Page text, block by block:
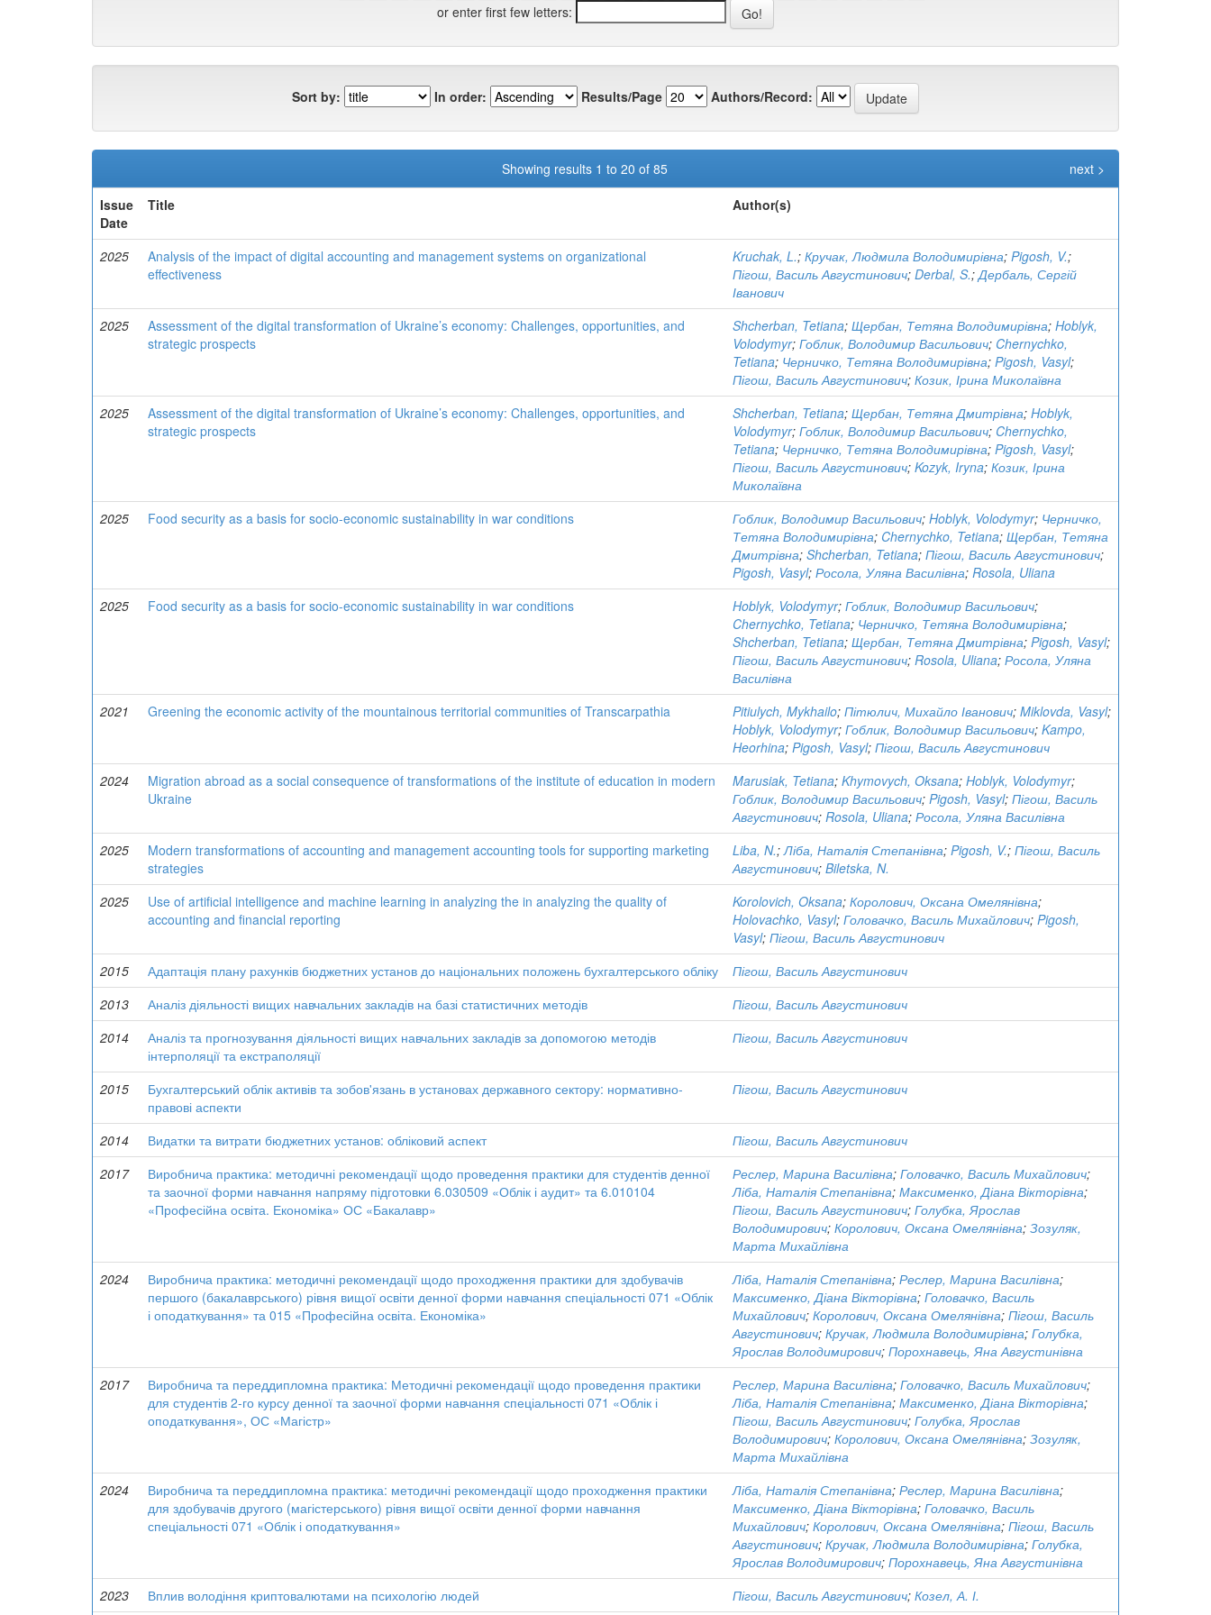
or enter first few letters:
Sort by: In order: Results/Page Authors/Record:
Showing results 1 to 20 of 85
next >
Issue
Date
Title Author(s)
2025
Analysis of the impact of digital accounting and management systems on organizational
effectiveness
Kruchak, L.; Кручак, Людмила Володимирівна; Pigosh, V.;
Пігош, Василь Августинович; Derbal, S.;Дербаль, Сергій
Іванович
2025
Assessment of the digital transformation of Ukraine’s economy: Challenges, opportunities, and
strategic prospects
Shcherban, Tetiana; Щербан, Тетяна Володимирівна; Hoblyk,
Volodymyr; Гоблик, Володимир Васильович; Chernychko,
Tetiana; Черничко, Тетяна Володимирівна; Pigosh, Vasyl;
Пігош, Василь Августинович; Козик, Ірина Миколаївна
2025
Assessment of the digital transformation of Ukraine’s economy: Challenges, opportunities, and
strategic prospects
Shcherban, Tetiana; Щербан, Тетяна Дмитрівна; Hoblyk,
Volodymyr; Гоблик, Володимир Васильович; Chernychko,
Tetiana; Черничко, Тетяна Володимирівна; Pigosh, Vasyl;
Пігош, Василь Августинович; Kozyk, Iryna; Козик, Ірина
Миколаївна
2025
Food security as a basis for socio-economic sustainability in war conditions Гоблик, Володимир Васильович; Hoblyk, Volodymyr; Черничко,
Тетяна Володимирівна; Chernychko, Tetiana; Щербан, Тетяна
Дмитрівна; Shcherban, Tetiana; Пігош, Василь Августинович;
Pigosh, Vasyl; Росола, Уляна Василівна; Rosola, Uliana
2025
Food security as a basis for socio-economic sustainability in war conditions Hoblyk, Volodymyr; Гоблик, Володимир Васильович;
Chernychko, Tetiana; Черничко, Тетяна Володимирівна;
Shcherban, Tetiana; Щербан, Тетяна Дмитрівна; Pigosh, Vasyl;
Пігош, Василь Августинович; Rosola, Uliana; Росола, Уляна
Василівна
2021
Greening the economic activity of the mountainous territorial communities of Transcarpathia Pitiulych, Mykhailo; Пітюлич, Михайло Іванович; Miklovda, Vasyl;
Hoblyk, Volodymyr; Гоблик, Володимир Васильович; Kampo,
Heorhina; Pigosh, Vasyl; Пігош, Василь Августинович
2024
Migration abroad as a social consequence of transformations of the institute of education in modern
Ukraine
Marusiak, Tetiana; Khymovych, Oksana; Hoblyk, Volodymyr;
Гоблик, Володимир Васильович; Pigosh, Vasyl; Пігош, Василь
Августинович; Rosola, Uliana; Росола, Уляна Василівна
2025
Modern transformations of accounting and management accounting tools for supporting marketing
strategies
Liba, N.;Ліба, Наталія Степанівна; Pigosh, V.; Пігош, Василь
Августинович; Biletska, N.
2025
Use of artificial intelligence and machine learning in analyzing the in analyzing the quality of
accounting and financial reporting
Korolovich, Oksana; Королович, Оксана Омелянівна;
Holovachko, Vasyl; Головачко, Василь Михайлович; Pigosh,
Vasyl; Пігош, Василь Августинович
2015
Адаптація плану рахунків бюджетних установ до національних положень бухгалтерського обліку
Пігош, Василь Августинович
2013
Аналіз діяльності вищих навчальних закладів на базі статистичних методів
Пігош, Василь Августинович
2014
Аналіз та прогнозування діяльності вищих навчальних закладів за допомогою методів
інтерполяції та екстраполяції
Пігош, Василь Августинович
2015
Бухгалтерський облік активів та зобов'язань в установах державного сектору: нормативно-
правові аспекти
Пігош, Василь Августинович
2014 Видатки та витрати бюджетних установ: обліковий аспект
Пігош, Василь Августинович
2017
Виробнича практика: методичні рекомендації щодо проведення практики для студентів денної
та заочної форми навчання напряму підготовки 6.030509 «Облік і аудит» та 6.010104
«Професійна освіта. Економіка» ОС «Бакалавр»
Реслер, Марина Василівна; Головачко, Василь Михайлович;
Ліба, Наталія Степанівна; Максименко, Діана Вікторівна;
Пігош, Василь Августинович; Голубка, Ярослав
Володимирович; Королович, Оксана Омелянівна; Зозуляк,
Марта Михайлівна
2024
Виробнича практика: методичні рекомендації щодо проходження практики для здобувачів
першого (бакалаврського) рівня вищої освіти денної форми навчання спеціальності 071 «Облік
і оподаткування» та 015 «Професійна освіта. Економіка»
Ліба, Наталія Степанівна; Реслер, Марина Василівна;
Максименко, Діана Вікторівна; Головачко, Василь
Михайлович; Королович, Оксана Омелянівна; Пігош, Василь
Августинович; Кручак, Людмила Володимирівна; Голубка,
Ярослав Володимирович; Порохнавець, Яна Августинівна
2017
Виробнича та переддипломна практика: Методичні рекомендації щодо проведення практики
для студентів 2-го курсу денної та заочної форми навчання спеціальності 071 «Облік і
оподаткування», ОС «Магістр»
Реслер, Марина Василівна; Головачко, Василь Михайлович;
Ліба, Наталія Степанівна; Максименко, Діана Вікторівна;
Пігош, Василь Августинович; Голубка, Ярослав
Володимирович; Королович, Оксана Омелянівна; Зозуляк,
Марта Михайлівна
2024
Виробнича та переддипломна практика: методичні рекомендації щодо проходження практики
для здобувачів другого (магістерського) рівня вищої освіти денної форми навчання
спеціальності 071 «Облік і оподаткування»
Ліба, Наталія Степанівна; Реслер, Марина Василівна;
Максименко, Діана Вікторівна; Головачко, Василь
Михайлович; Королович, Оксана Омелянівна; Пігош, Василь
Августинович; Кручак, Людмила Володимирівна; Голубка,
Ярослав Володимирович; Порохнавець, Яна Августинівна
2023
Вплив володіння криптовалютами на психологію людей Пігош, Василь Августинович; Козел, А. І.